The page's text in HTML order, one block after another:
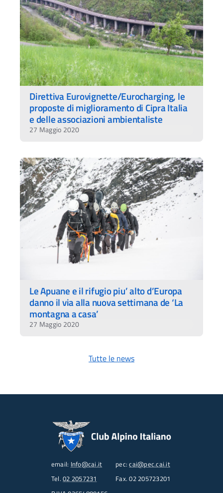
Direttiva Eurovignette/Eurocharging, le
proposte di miglioramento di Cipra Italia
e delle associazioni ambientaliste
27 Maggio 2020
Le Apuane e il rifugio piu’ alto d’Europa
danno il via alla nuova settimana de ‘La
montagna a casa’
27 Maggio 2020
Tutte le news
email: Info@cai.it pec:cai@pec.cai.it
Tel. 02 2057231
Fax. 02 205723201